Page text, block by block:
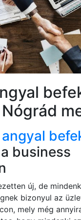
business
új, de
bizonyul az
mely még